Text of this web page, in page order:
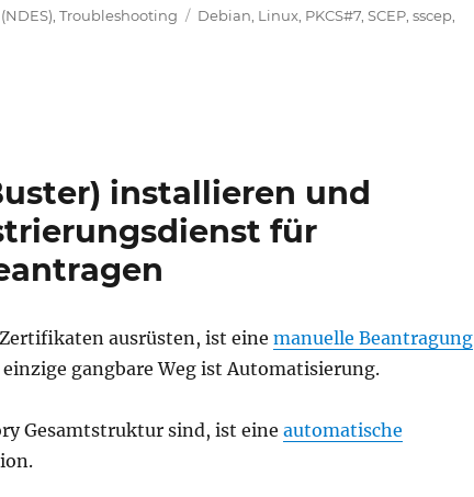
,Troubleshooting Schlagwörter
Debian, Linux, PKCS#7,SCEP,sscep,
installieren und
für
ausrüsten, ist einemanuelle Beantragung
gangbare Weg ist Automatisierung.
Gesamtstruktur sind, ist eineautomatische